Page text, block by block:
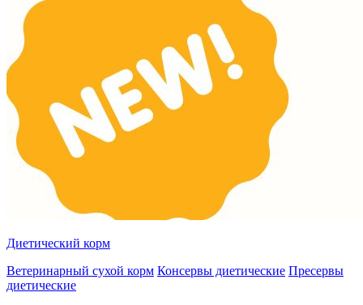
Диетический корм
Ветеринарный сухой корм Консервы диетические Пресервы
диетические